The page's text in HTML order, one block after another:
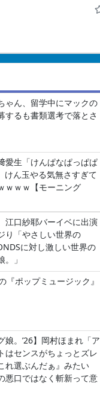
ゃん、留学中にマックの
するも書類選考で落とさ
愛生「けんぱなぱっぱぱ
ん玉やる気無さすぎて
ｗｗｗ【モーニング
江口紗耶バーイベに出演
り「やさしい世界の
に対し激しい世界の
」
『ポップミュージック』
娘。’26】岡村ほまれ「ア
はセンスがちょっとズレ
れ選ぶんだぁ』みたい
悪口ではなく斬新って意